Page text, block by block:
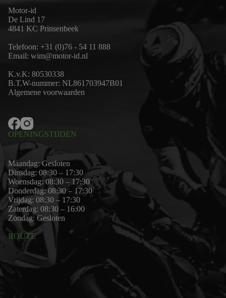
Motor-id
De Lind 17
4841 KC Prinsenbeek
Telefoon: +31 (0)76 - 54 11 888
Email: wim@motor-id.nl
K.v.K: 80530338
B.T.W-nummer: NL861703947B01
Algemene voorwaarden
OPENINGSTIJDEN
Maandag: Gesloten
Dinsdag: 08:30 – 17:30
Woensdag: 08:30 – 17:30
Donderdag: 08:30 – 17:30
Vrijdag: 08:30 – 17:30
Zaterdag: 08:30 – 16:00
Zondag: Gesloten
ROUTE